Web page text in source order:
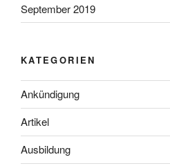
September 2019
KATEGORIEN
Ankündigung
Artikel
Ausbildung